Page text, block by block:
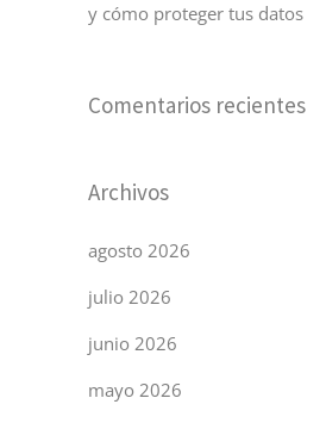
y cómo proteger tus datos
Comentarios recientes
Archivos
agosto 2026
julio 2026
junio 2026
mayo 2026